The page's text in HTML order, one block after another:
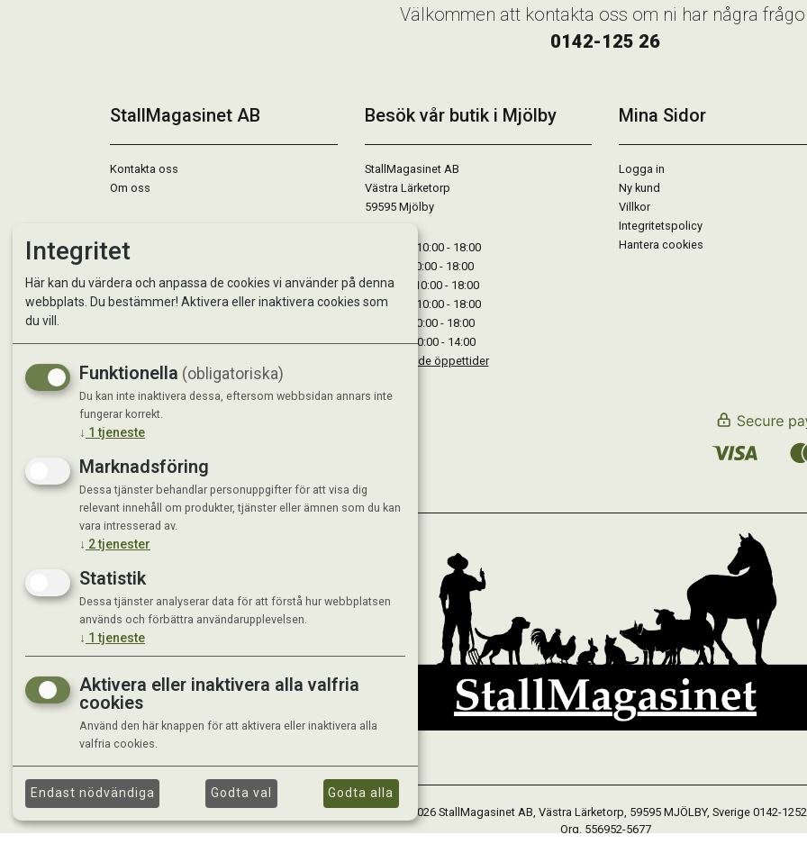
Välkommen att kontakta oss om ni har några
0142-125 26
StallMagasinet AB
Kontakta oss
Om oss
Besök vår butik i Mjölby
StallMagasinet AB
Västra Lärketorp
59595 Mjölby
Måndag : 10:00 - 18:00
Tisdag : 10:00 - 18:00
Onsdag : 10:00 - 18:00
Torsdag : 10:00 - 18:00
Fredag : 10:00 - 18:00
Lördag : 10:00 - 14:00
Se avvikande öppettider
Mina Sidor
Logga in
Ny kund
Villkor
Integritetspolicy
Hantera cookies
© 2026 StallMagasinet AB, Västra Lärketorp, 59595 MJÖLBY, Sverige 0142-
Org. 556952-5677
Integritet
Här kan du värdera och anpassa de cookies vi använder på denna
webbplats. Du bestämmer! Aktivera eller inaktivera cookies som
du vill.
Funktionella (obligatoriska)
Du kan inte inaktivera dessa, eftersom webbsidan annars inte
fungerar korrekt.
↓ 1 tjeneste
Marknadsföring
Dessa tjänster behandlar personuppgifter för att visa dig
relevant innehåll om produkter, tjänster eller ämnen som du kan
vara intresserad av.
↓ 2tjenester
Statistik
Dessa tjänster analyserar data för att förstå hur webbplatsen
används och förbättra användarupplevelsen.
↓ 1 tjeneste
Aktivera eller inaktivera alla valfria
cookies
Använd den här knappen för att aktivera eller inaktivera alla
valfria cookies.
Endast nödvändiga Godta val Godta alla